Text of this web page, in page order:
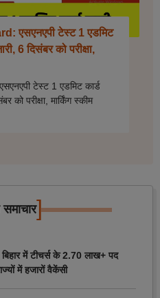
एसएनएपी टेस्ट 1 एडमिट
6 दिसंबर को परीक्षा,
टेस्ट 1 एडमिट कार्ड
परीक्षा, मार्किंग स्कीम
]
में टीचर्स के 2.70 लाख+ पद
में हजारों वैकेंसी